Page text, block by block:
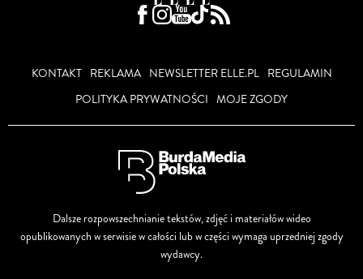
KONTAKT REKLAMA NEWSLETTER ELLE.PL
REGULAMIN
POLITYKA PRYWATNOŚCI MOJE ZGODY
Dalsze rozpowszechnianie tekstów, zdjęć i materiałów wideo
opublikowanych w serwisie w całości lub w części wymaga uprzedniej zgody
wydawcy.